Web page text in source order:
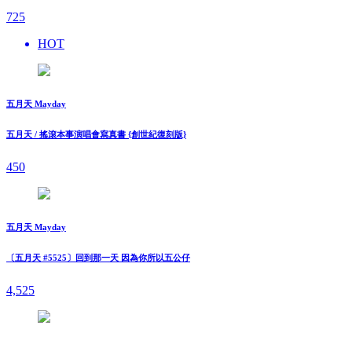
725
HOT
五月天 Mayday
五月天 / 搖滾本事演唱會寫真書 {創世紀復刻版}
450
五月天 Mayday
〔五月天 #5525〕回到那一天 因為你所以五公仔
4,525